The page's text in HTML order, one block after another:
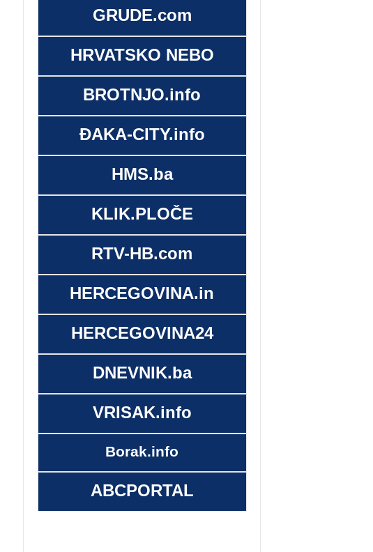
GRUDE.com
HRVATSKO NEBO
BROTNJO.info
ĐAKA-CITY.info
HMS.ba
KLIK.PLOČE
RTV-HB.com
HERCEGOVINA.in
HERCEGOVINA24
DNEVNIK.ba
VRISAK.info
Borak.info
ABCPORTAL